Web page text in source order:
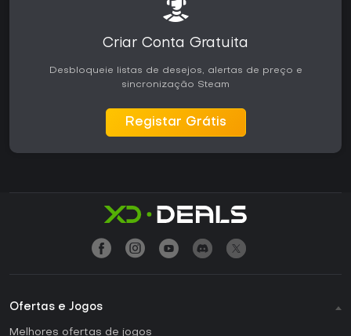
Criar Conta Gratuita
Desbloqueie listas de desejos, alertas de preço e
sincronização Steam
Registar Grátis
Ofertas e Jogos
Melhores ofertas de jogos